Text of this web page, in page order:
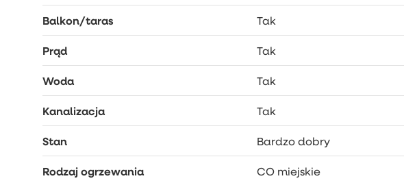
Balkon/taras Tak
Prąd Tak
Woda Tak
Kanalizacja Tak
Stan Bardzo dobry
Rodzaj ogrzewania CO miejskie